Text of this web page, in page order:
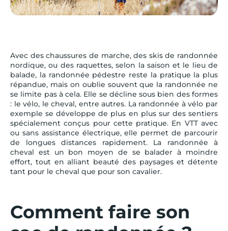
Avec des chaussures de marche, des skis de randonnée
nordique, ou des raquettes, selon la saison et le lieu de
balade, la randonnée pédestre reste la pratique la plus
répandue, mais on oublie souvent que la randonnée ne
se limite pas à cela. Elle se décline sous bien des formes
: le vélo, le cheval, entre autres. La randonnée à vélo par
exemple se développe de plus en plus sur des sentiers
spécialement conçus pour cette pratique. En VTT avec
ou sans assistance électrique, elle permet de parcourir
de longues distances rapidement. La randonnée à
cheval est un bon moyen de se balader à moindre
effort, tout en alliant beauté des paysages et détente
tant pour le cheval que pour son cavalier.
Comment faire son